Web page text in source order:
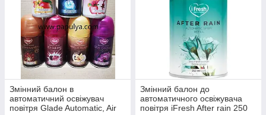
Змінний балон в
автоматичний освіжувач
повітря Glade Automatic, Air
Змінний балон до
автоматичного освіжувача
повітря iFresh After rain 250